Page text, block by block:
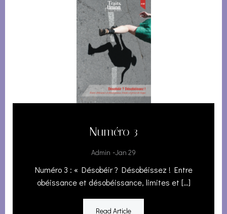
Numéro 3
Admin -Jan 29
Numéro 3 : « Désobéir ? Désobéissez ! Entre
obéissance et désobéissance, limites et […]
Read Article